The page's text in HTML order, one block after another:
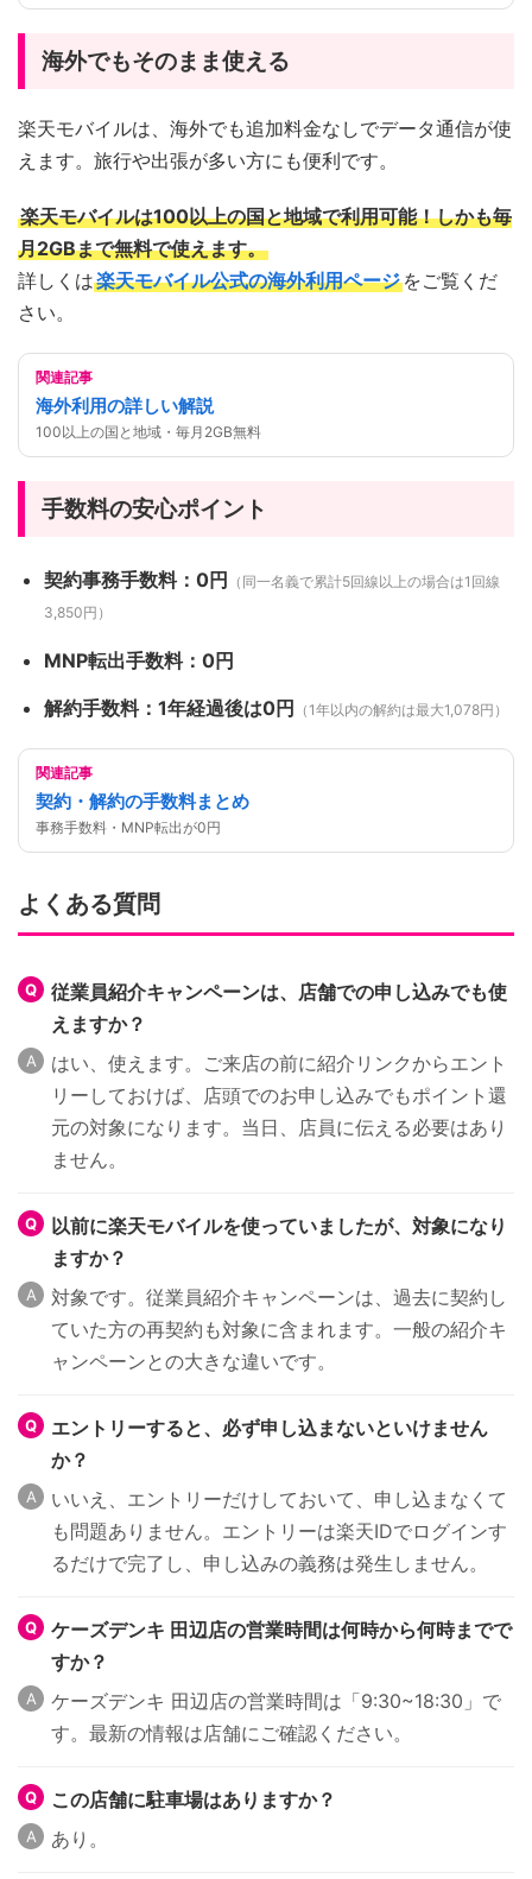
海外でもそのまま使える
楽天モバイルは、海外でも追加料金なしでデータ通信が使
えます。旅行や出張が多い方にも便利です。
楽天モバイルは100以上の国と地域で利用可能！しかも毎
月2GBまで無料で使えます。
詳しくは楽天モバイル公式の海外利用ページ をご覧くだ
さい。
関連記事
海外利用の詳しい解説
100以上の国と地域・毎月2GB無料
手数料の安心ポイント
契約事務手数料：0円
（同一名義で累計5回線以上の場合は1回線
3,850円）
MNP転出手数料：0円
解約手数料：1年経過後は0円
（1年以内の解約は最大1,078円）
関連記事
契約・解約の手数料まとめ
事務手数料・MNP転出が0円
よくある質問
従業員紹介キャンペーンは、店舗での申し込みでも使
えますか？
はい、使えます。ご来店の前に紹介リンクからエント
リーしておけば、店頭でのお申し込みでもポイント還
元の対象になります。当日、店員に伝える必要はあり
ません。
以前に楽天モバイルを使っていましたが、対象になり
ますか？
対象です。従業員紹介キャンペーンは、過去に契約し
ていた方の再契約も対象に含まれます。一般の紹介キ
ャンペーンとの大きな違いです。
エントリーすると、必ず申し込まないといけません
か？
いいえ、エントリーだけしておいて、申し込まなくて
も問題ありません。エントリーは楽天IDでログインす
るだけで完了し、申し込みの義務は発生しません。
ケーズデンキ 田辺店の営業時間は何時から何時までで
すか？
ケーズデンキ 田辺店の営業時間は「9:30~18:30」で
す。最新の情報は店舗にご確認ください。
この店舗に駐車場はありますか？
あり。